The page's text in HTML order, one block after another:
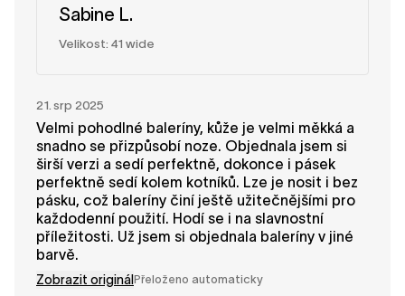
Sabine L.
Velikost: 41 wide
21. srp 2025
Velmi pohodlné baleríny, kůže je velmi měkká a
snadno se přizpůsobí noze. Objednala jsem si
širší verzi a sedí perfektně, dokonce i pásek
perfektně sedí kolem kotníků. Lze je nosit i bez
pásku, což baleríny činí ještě užitečnějšími pro
každodenní použití. Hodí se i na slavnostní
příležitosti. Už jsem si objednala baleríny v jiné
barvě.
Zobrazit originál Přeloženo automaticky